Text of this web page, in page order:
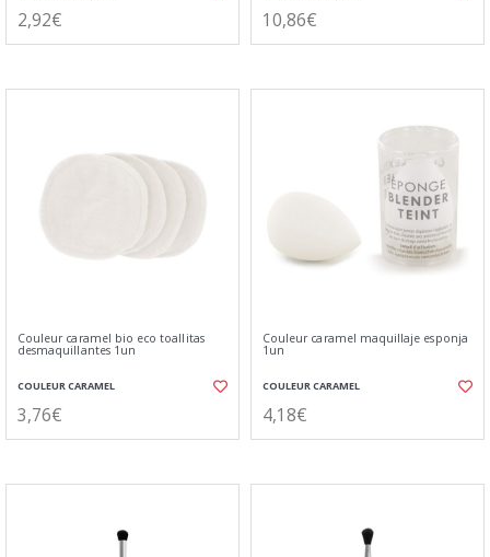
2,92€ 10,86€
Couleur caramel bio eco toallitas
desmaquillantes 1un
COULEUR CARAMEL
3,76€
Couleur caramel maquillaje esponja
1un
COULEUR CARAMEL
4,18€